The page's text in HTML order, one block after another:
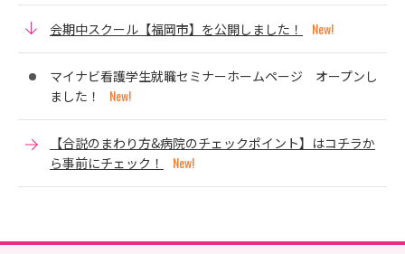
会期中スクール【福岡市】を公開しました！
マイナビ看護学生就職セミナーホームページ オープンし
ました！
【合説のまわり方&病院のチェックポイント】はコチラか
ら事前にチェック！